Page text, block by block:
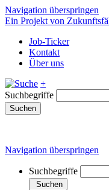
Navigation überspringen
Ein Projekt von
Job-Ticker
Kontakt
Über uns
+
Suchbegriffe
Suchen
Navigation überspringen
Suchbegriffe
Suchen